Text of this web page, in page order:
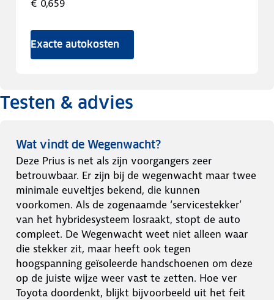
€ 0,659
Exacte autokosten
Testen & advies
Wat vindt de Wegenwacht?
Deze Prius is net als zijn voorgangers zeer
betrouwbaar. Er zijn bij de wegenwacht maar twee
minimale euveltjes bekend, die kunnen
voorkomen. Als de zogenaamde ‘servicestekker’
van het hybridesysteem losraakt, stopt de auto
compleet. De Wegenwacht weet niet alleen waar
die stekker zit, maar heeft ook tegen
hoogspanning geïsoleerde handschoenen om deze
op de juiste wijze weer vast te zetten. Hoe ver
Toyota doordenkt, blijkt bijvoorbeeld uit het feit